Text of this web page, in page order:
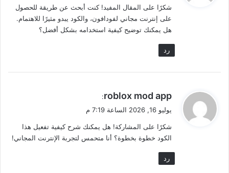
ل
شكرًا على المقال المفيد! كنت أبحث عن طريقة للحصول
على إنترنت مجاني لفودافون، والكود يبدو مثيرًا للاهتمام.
هل يمكنك توضيح كيفية استخدامه بشكل أفضل؟
رد
ي
ل
roblox mod app
:
يوليو 16, 2026 الساعة 7:19 م
شكرًا على المشاركة! هل يمكنك شرح كيفية تفعيل هذا
الكود خطوة بخطوة؟ أنا متحمس لتجربة الإنترنت المجاني!
رد